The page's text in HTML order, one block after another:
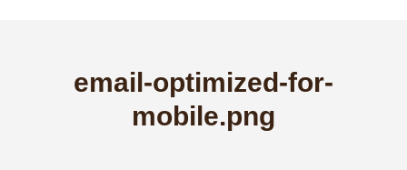
email-optimized-for-
mobile.png